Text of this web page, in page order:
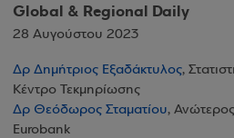
Global & Regional Daily
28 Αυγούστου 2023
Δρ Δημήτριος Εξαδάκτυλος,
Κέντρο Τεκμηρίωσης
Δρ Θεόδωρος Σταματίου,
Eurobank